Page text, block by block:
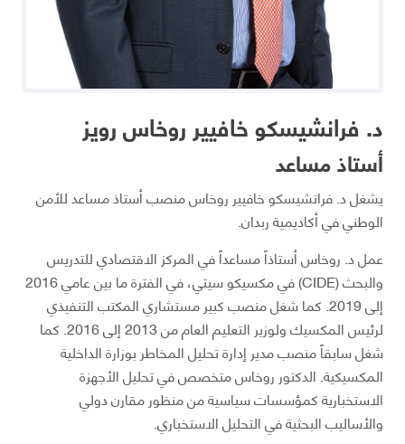
د. فرانشيسكو خافيير روخاس رويز
أستاذ مساعد
يشغل د. فرانشيسكو خافيير روخاس منصب أستاذ مساعد للأمن
الوطني في أكاديمية ربدان.
عمل د. روخاس أستاذاً مساعداً في المركز الاقتصادي للتدريس
والبحث (CIDE) في مكسيكو سيتي، في الفترة ما بين عامي 2016
إلى 2019. كما شغل منصب كبير مستشاري المكتب التنفيذي
لرئيس المكسيك ولوزير التعليم العام من 2013 إلى 2016. كما
شغل سابقاً منصب مدير إدارة تحليل المخاطر بوزارة الداخلية
المكسيكية. الدكتور روخاس متخصص في تحليل الأجهزة
الاستخبارية كمؤسسات سياسية من منظور مقارن دولي
والأساليب البحثية في التحليل الاستخباري.